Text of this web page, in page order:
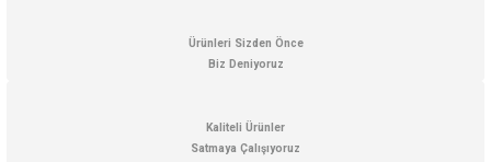
Ürün bilgilerinde hatalar bulunuyor.
Ürün fiyatı diğer sitelerden daha pahalı.
Ürünleri Sizden Önce
Biz Deniyoruz
Kaliteli Ürünler
Satmaya Çalışıyoruz